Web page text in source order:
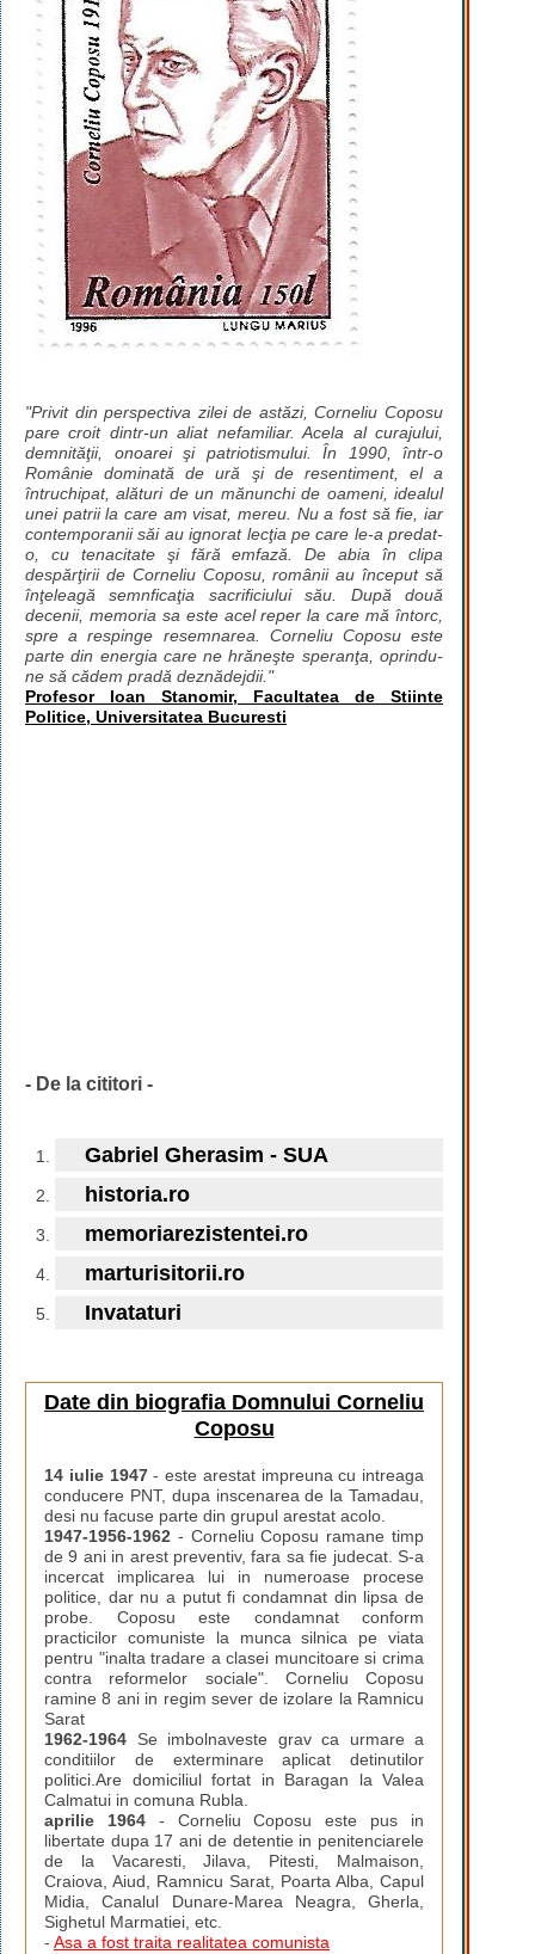
"Privit din perspectiva zilei de astăzi, Corneliu Coposu
pare croit dintr-un aliat nefamiliar. Acela al curajului,
demnităţii, onoarei şi patriotismului. În 1990, într-o
Românie dominată de ură şi de resentiment, el a
întruchipat, alături de un mănunchi de oameni, idealul
unei patrii la care am visat, mereu. Nu a fost să fie, iar
contemporanii săi au ignorat lecţia pe care le-a predat-
o, cu tenacitate şi fără emfază. De abia în clipa
despărţirii de Corneliu Coposu, românii au început să
înţeleagă semnficaţia sacrificiului său. După două
decenii, memoria sa este acel reper la care mă întorc,
spre a respinge resemnarea. Corneliu Coposu este
parte din energia care ne hrăneşte speranţa, oprindu-
ne să cădem pradă deznădejdii."
Profesor Ioan Stanomir, Facultatea de Stiinte
Politice, Universitatea Bucuresti
- De la cititori -
Gabriel Gherasim - SUA
historia.ro
memoriarezistentei.ro
marturisitorii.ro
Invataturi
Date din biografia Domnului Corneliu
Coposu
14 iulie 1947- este arestat impreuna cu intreaga
conducere PNT, dupa inscenarea de la Tamadau,
desi nu facuse parte din grupul arestat acolo.
1947-1956-1962 - Corneliu Coposu ramane timp
de 9 ani in arest preventiv, fara sa fie judecat. S-a
incercat implicarea lui in numeroase procese
politice, dar nu a putut fi condamnat din lipsa de
probe. Coposu este condamnat conform
practicilor comuniste la munca silnica pe viata
pentru "inalta tradare a clasei muncitoare si crima
contra reformelor sociale". Corneliu Coposu
ramine 8 ani in regim sever de izolare la Ramnicu
Sarat
1962-1964 Se imbolnaveste grav ca urmare a
conditiilor de exterminare aplicat detinutilor
politici.Are domiciliul fortat in Baragan la Valea
Calmatui in comuna Rubla.
aprilie 1964- Corneliu Coposu este pus in
libertate dupa 17 ani de detentie in penitenciarele
de la Vacaresti, Jilava, Pitesti, Malmaison,
Craiova, Aiud, Ramnicu Sarat, Poarta Alba, Capul
Midia, Canalul Dunare-Marea Neagra, Gherla,
Sighetul Marmatiei, etc.
- Asa a fost traita realitatea comunista